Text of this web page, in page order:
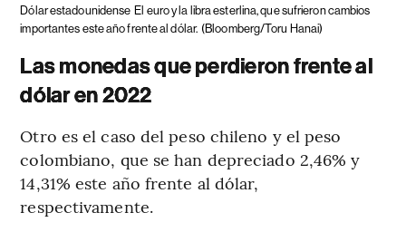
Dólar estadounidense El euro y la libra esterlina, que sufrieron cambios
importantes este año frente al dólar. (Bloomberg/Toru Hanai)
Las monedas que perdieron frente al
dólar en 2022
Otro es el caso del peso chileno y el peso
colombiano, que se han depreciado 2,46% y
14,31% este año frente al dólar,
respectivamente.